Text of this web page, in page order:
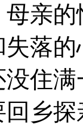
母亲
落
满
乡